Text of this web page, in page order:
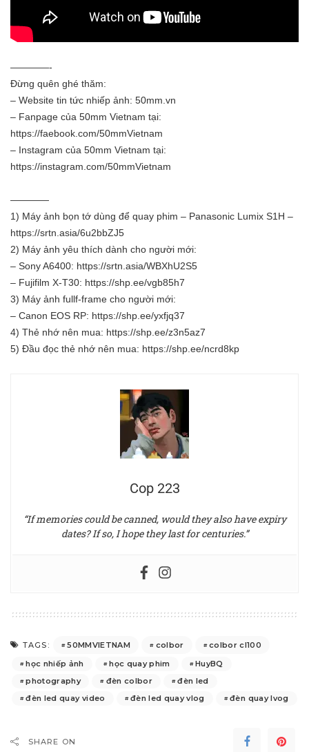
————-
Đừng quên ghé thăm:
– Website tin tức nhiếp ảnh: 50mm.vn
– Fanpage của 50mm Vietnam tại:
https://faebook.com/50mmVietnam
– Instagram của 50mm Vietnam tại:
https://instagram.com/50mmVietnam
————
1) Máy ảnh bọn tớ dùng để quay phim – Panasonic Lumix S1H –
https://srtn.asia/6u2bbZJ5
2) Máy ảnh yêu thích dành cho người mới:
– Sony A6400: https://srtn.asia/WBXhU2S5
– Fujifilm X-T30: https://shp.ee/vgb85h7
3) Máy ảnh fullf-frame cho người mới:
– Canon EOS RP: https://shp.ee/yxfjq37
4) Thẻ nhớ nên mua: https://shp.ee/z3n5az7
5) Đầu đọc thẻ nhớ nên mua: https://shp.ee/ncrd8kp
Cop 223
“If memories could be canned, would they also have expiry
dates? If so, I hope they last for centuries.”
TAGS: 50MMVIETNAM colbor
colbor cl100
học nhiếp ảnh
học quay phim
HuyBQ
photography
đèn colbor
đèn led
đèn led quay video
đèn led quay vlog đèn quay lvog
SHARE ON